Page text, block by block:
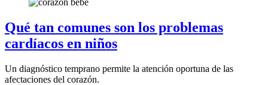
Qué tan comunes son los problemas
cardíacos en niños
Un diagnóstico temprano permite la atención oportuna de las
afectaciones del corazón.